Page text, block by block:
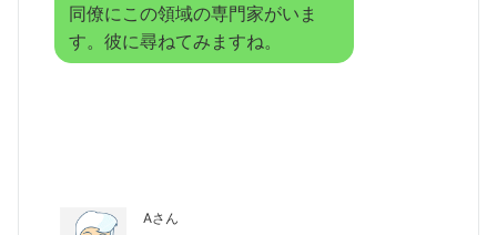
同僚にこの領域の専門家がいま
す。彼に尋ねてみますね。
Aさん